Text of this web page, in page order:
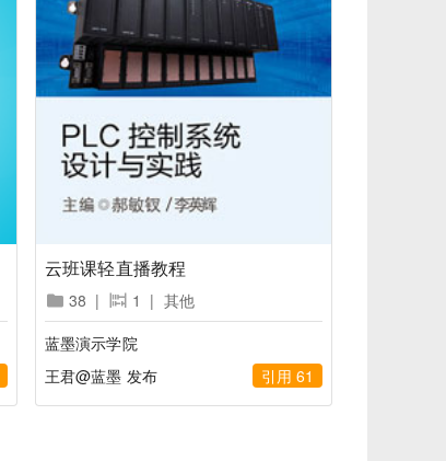
云班课轻直播教程
38 | 1 | 其他
蓝墨演示学院
王君@蓝墨 发布
引用 61